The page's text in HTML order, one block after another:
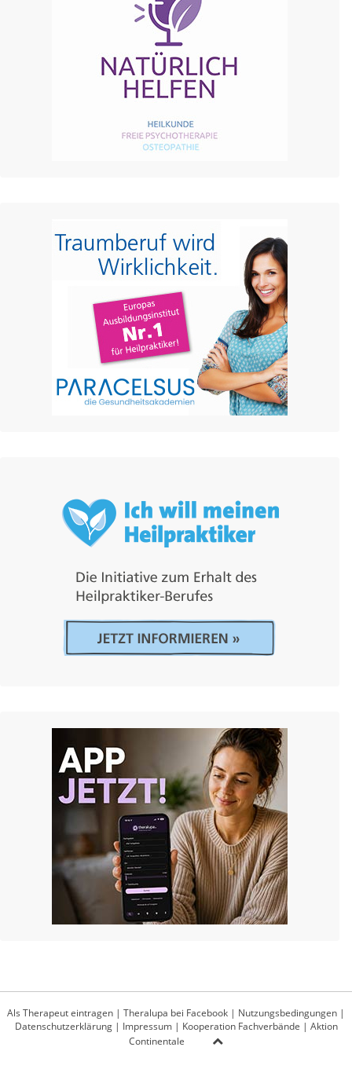
Als Therapeut eintragen | Theralupa bei Facebook | Nutzungsbedingungen |
Datenschutzerklärung| Impressum| Kooperation Fachverbände | Aktion
Continentale